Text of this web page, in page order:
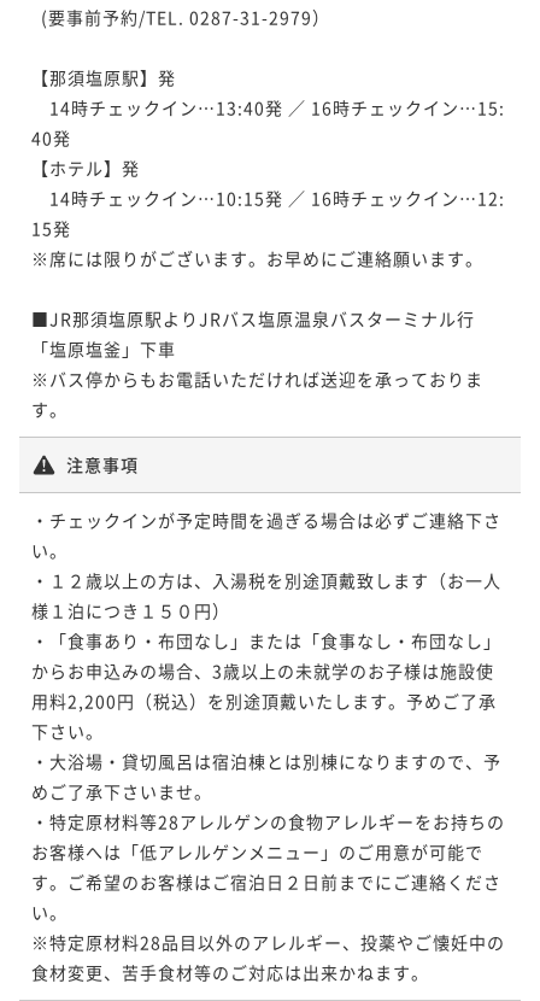
【那須塩原駅】発
14時チェックイン…13:40発 ／ 16時チェックイン…15:
40発
【ホテル】発
14時チェックイン…10:15発 ／ 16時チェックイン…12:
15発
※席には限りがございます。お早めにご連絡願います。
■JR那須塩原駅よりJRバス塩原温泉バスターミナル行
「塩原塩釜」下車
※バス停からもお電話いただければ送迎を承っておりま
注意事項
・チェックインが予定時間を過ぎる場合は必ずご連絡下さ
い。
・１２歳以上の方は、入湯税を別途頂戴致します（お一人
様１泊につき１５０円）
・「食事あり・布団なし」または「食事なし・布団なし」
からお申込みの場合、3歳以上の未就学のお子様は施設使
用料2,200円（税込）を別途頂戴いたします。予めご了承
下さい。
・大浴場・貸切風呂は宿泊棟とは別棟になりますので、予
めご了承下さいませ。
・特定原材料等28アレルゲンの食物アレルギーをお持ちの
お客様へは「低アレルゲンメニュー」のご用意が可能で
す。ご希望のお客様はご宿泊日２日前までにご連絡くださ
い。
※特定原材料28品目以外のアレルギー、投薬やご懐妊中の
食材変更、苦手食材等のご対応は出来かねます。